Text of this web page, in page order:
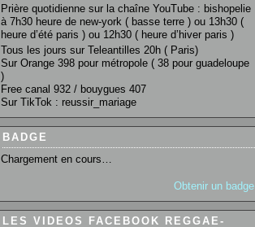
Prière quotidienne sur la chaîne YouTube : bishopelie
à 7h30 heure de new-york ( basse terre ) ou 13h30 (
heure d’été paris ) ou 12h30 ( heure d’hiver paris )
Tous les jours sur Teleantilles 20h ( Paris)
Sur Orange 398 pour métropole ( 38 pour guadeloupe
)
Free canal 932 / bouygues 407
Sur TikTok : reussir_mariage
BADGE
Chargement en cours…
Obtenir un badge
LES VIDEOS FACEBOOK REGGAE-